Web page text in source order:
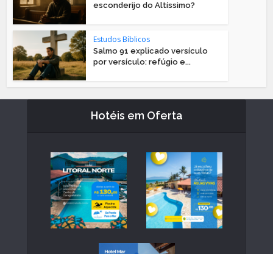
esconderijo do Altíssimo?
Estudos Bíblicos
Salmo 91 explicado versículo
por versículo: refúgio e...
Hotéis em Oferta